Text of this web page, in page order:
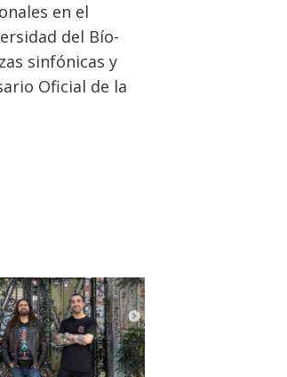
en el
del Bío-
sinfónicas y
Oficial de la